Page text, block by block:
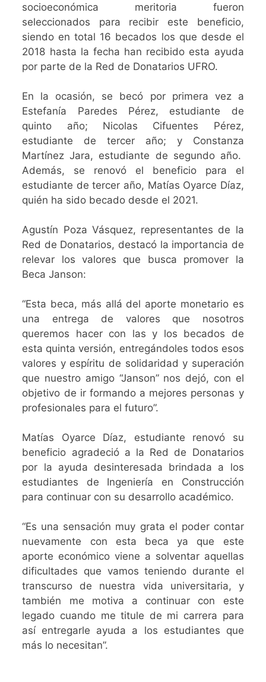
socioeconómica meritoria fueron
seleccionados para recibir este beneficio,
siendo en total 16 becados los que desde el
2018 hasta la fecha han recibido esta ayuda
por parte de la Red de Donatarios UFRO.
En la ocasión, se becó por primera vez a
Estefanía Paredes Pérez, estudiante de
quinto año; Nicolas Cifuentes Pérez,
estudiante de tercer año; y Constanza
Martínez Jara, estudiante de segundo año.
Además, se renovó el beneficio para el
estudiante de tercer año, Matías Oyarce Díaz,
quién ha sido becado desde el 2021.
Agustín Poza Vásquez, representantes de la
Red de Donatarios, destacó la importancia de
relevar los valores que busca promover la
Beca Janson:
“Esta beca, más allá del aporte monetario es
una entrega de valores que nosotros
queremos hacer con las y los becados de
esta quinta versión, entregándoles todos esos
valores y espíritu de solidaridad y superación
que nuestro amigo “Janson” nos dejó, con el
objetivo de ir formando a mejores personas y
profesionales para el futuro”.
Matías Oyarce Díaz, estudiante renovó su
beneficio agradeció a la Red de Donatarios
por la ayuda desinteresada brindada a los
estudiantes de Ingeniería en Construcción
para continuar con su desarrollo académico.
“Es una sensación muy grata el poder contar
nuevamente con esta beca ya que este
aporte económico viene a solventar aquellas
dificultades que vamos teniendo durante el
transcurso de nuestra vida universitaria, y
también me motiva a continuar con este
legado cuando me titule de mi carrera para
así entregarle ayuda a los estudiantes que
más lo necesitan”.